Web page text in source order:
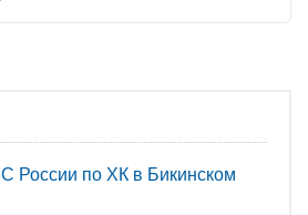
России по ХК в Бикинском